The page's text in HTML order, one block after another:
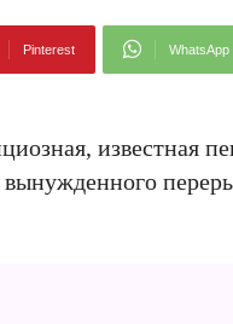
Pinterest WhatsApp
известная